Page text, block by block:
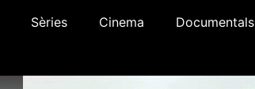
Sèries Cinema Documentals